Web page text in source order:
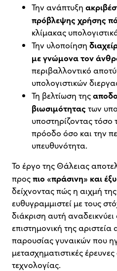
Την ανάπτυξη
πρόβλεψης χρήσης
κλίμακας
Την υλοποίηση
με γνώμονα τον
περιβαλλοντικό
υπολογιστικών
Τη βελτίωση της
βιωσιμότητας των
υποστηρίζοντας τόσο
πρόοδο όσο και την
υπευθυνότητα.
Το έργο της Θάλειας
προςπιο «πράσινη» και
δείχνοντας πώς η αιχμή
ευθυγραμμιστεί με τους
διάκριση αυτή
επιστημονική της
παρουσίας γυναικών που
μετασχηματιστικές
τεχνολογίας.